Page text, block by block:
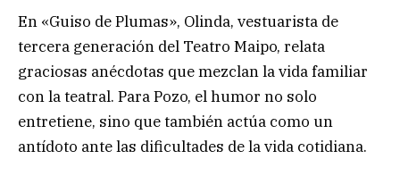
En «Guiso de Plumas», Olinda, vestuarista de
tercera generación del Teatro Maipo, relata
graciosas anécdotas que mezclan la vida familiar
con la teatral. Para Pozo, el humor no solo
entretiene, sino que también actúa como un
antídoto ante las dificultades de la vida cotidiana.